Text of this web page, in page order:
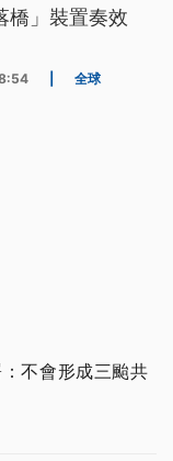
橋」裝置奏效
全球
不會形成三颱共